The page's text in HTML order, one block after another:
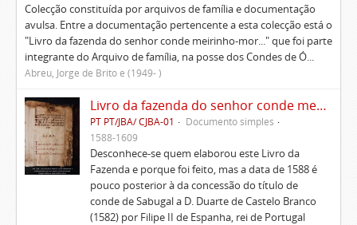
Colecção constituída por arquivos de família e documentação
avulsa. Entre a documentação pertencente a esta colecção está o
"Livro da fazenda do senhor conde meirinho-mor..." que foi parte
integrante do Arquivo de família, na posse dos Condes de Ó...
Abreu, Jorge de Brito e (1949- )
Livro da fazenda do senhor conde meirinho-mor e rendimento dela e dos seus papeis e outras lembranças
PT PT/JBA/ CJBA-01
Documento simples
1588-1609
Desconhece-se quem elaborou este Livro da
Fazenda e porque foi feito, mas a data de 1588 é
pouco posterior à da concessão do título de
conde de Sabugal a D. Duarte de Castelo Branco
(1582) por Filipe II de Espanha, rei de Portugal